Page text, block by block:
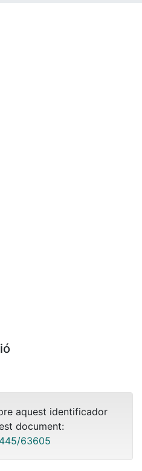
aquest identificador
document:
63605